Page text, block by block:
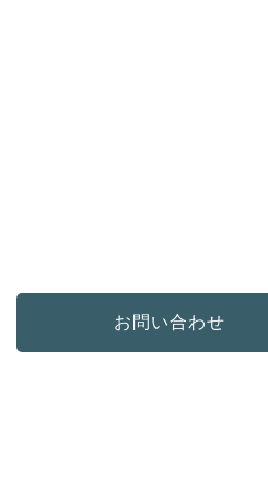
お問い合わせ